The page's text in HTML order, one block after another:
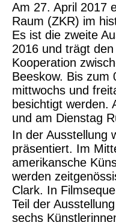
Am 27. April 2017
Raum (ZKR) im
Es ist die zweite
2016 und trägt
Kooperation
Beeskow. Bis zum
mittwochs und
besichtigt werden.
und am Dienstag
In der Ausstellung
präsentiert. Im
amerikansche
werden
Clark. In
Teil der
sechs